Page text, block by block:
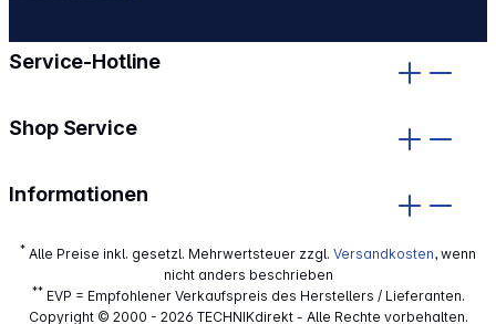
Service-Hotline
Shop Service
Informationen
* Alle Preise inkl. gesetzl. Mehrwertsteuer zzgl. Versandkosten, wenn
nicht anders beschrieben
**EVP = Empfohlener Verkaufspreis des Herstellers / Lieferanten.
Copyright © 2000 - 2026 TECHNIKdirekt - Alle Rechte vorbehalten.